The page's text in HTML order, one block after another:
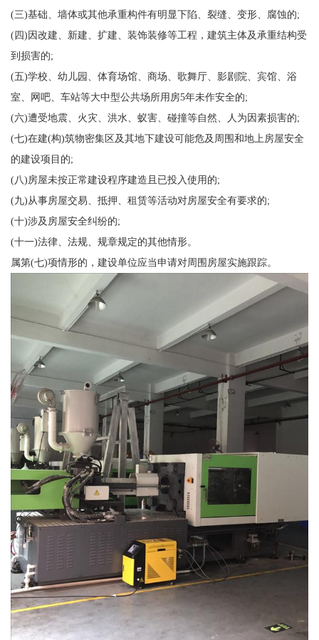
(三)基础、墙体或其他承重构件有明显下陷、裂缝、变形、腐蚀的;
(四)因改建、新建、扩建、装饰装修等工程，建筑主体及承重结构受
到损害的;
(五)学校、幼儿园、体育场馆、商场、歌舞厅、影剧院、宾馆、浴
室、网吧、车站等大中型公共场所用房5年未作安全的;
(六)遭受地震、火灾、洪水、蚁害、碰撞等自然、人为因素损害的;
(七)在建(构)筑物密集区及其地下建设可能危及周围和地上房屋安全
的建设项目的;
(八)房屋未按正常建设程序建造且已投入使用的;
(九)从事房屋交易、抵押、租赁等活动对房屋安全有要求的;
(十)涉及房屋安全纠纷的;
(十一)法律、法规、规章规定的其他情形。
属第(七)项情形的，建设单位应当申请对周围房屋实施跟踪。